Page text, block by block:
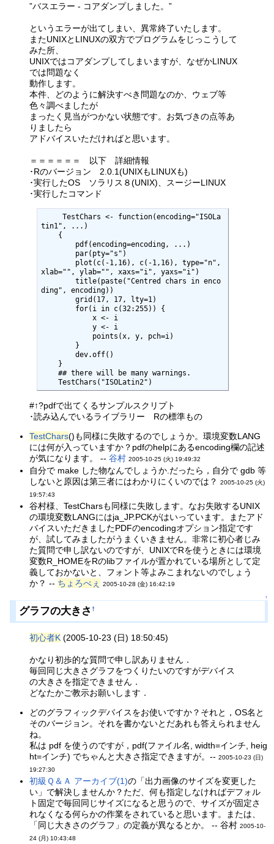
”バスエラー - コアダンプしました。”
というエラーが出てしまい、異常終了いたします。
またUNIXとLINUXの双方でプログラムをじっこうして
みた所、
UNIXではコアダンプしてしまいますが、なぜかLINUX
では問題なく
動作します。
本件、どのように解決すべき問題なのか、ウェブ等
色々調べましたが
まったく見当がつかない状態です。お気づきの点等あ
りましたら
アドバイスいただければと思います。
＝＝＝＝＝＝ 以下 詳細情報
･Rのバージョン 2.0.1(UNIXもLINUXも)
･実行したOS ソラリス８(UNIX)、スージーLINUX
･実行したコマンド
tin1", ...)
xlab="", ylab="", xaxs="i", yaxs="i")
ding", encoding))
    TestChars("ISOLatin2")
#↑?pdfで出てくるサンプルスクリプト
･読み込んでいるライブラリー Rの標準もの
TestChars()も同様に失敗するのでしょうか。環境変数LANG
には何が入っていますか？pdfのhelpにあるencoding欄の記述
が気になります。 --谷村 2005-10-25 (火) 19:49:32
自分で make した物なんでしょうか.だったら，自分で gdb 等
しないと原因は第三者にはわかりにくいのでは？2005-10-25 (火)
19:57:43
谷村様、TestCharsも同様に失敗します。なお失敗するUNIX
の環境変数LANGにはja_JP.PCKがはいっています。またアド
バイスいただきましたPDFのencodingオプション指定です
が、試してみましたがうまくいきません。非常に初心者じみ
た質問で申し訳ないのですが、UNIXでRを使うときには環境
変数R_HOMEをRのlibファイルが置かれている場所として定
義しておかないと、フォント等よみこまれないのでしょう
か？ -- ちょろべぇ 2005-10-28 (金) 16:42:19
↑
グラフの大きさ†
初心者K (2005-10-23 (日) 18:50:45)
かなり初歩的な質問で申し訳ありません．
毎回同じ大きさグラフをつくりたいのですがデバイス
の大きさを指定できません．
どなたかご教示お願いします．
どのグラフィックデバイスをお使いですか？それと，OS名と
そのバージョン。それを書かないとだあれも答えられません
ね。
私は pdf を使うのですが，pdf(ファイル名, width=インチ, heig
ht=インチ) でちゃんと大きさ指定できますが。--2005-10-23 (日)
19:27:30
初級Ｑ＆Ａ アーカイブ(1)の「出力画像のサイズを変更した
い」で解決しませんか？ただ、何も指定しなければデフォル
ト固定で毎回同じサイズになると思うので、サイズが固定さ
れなくなる何らかの作業をされていると思います。または、
「同じ大きさのグラフ」の定義が異なるとか。 -- 谷村2005-10-
24 (月) 10:43:48